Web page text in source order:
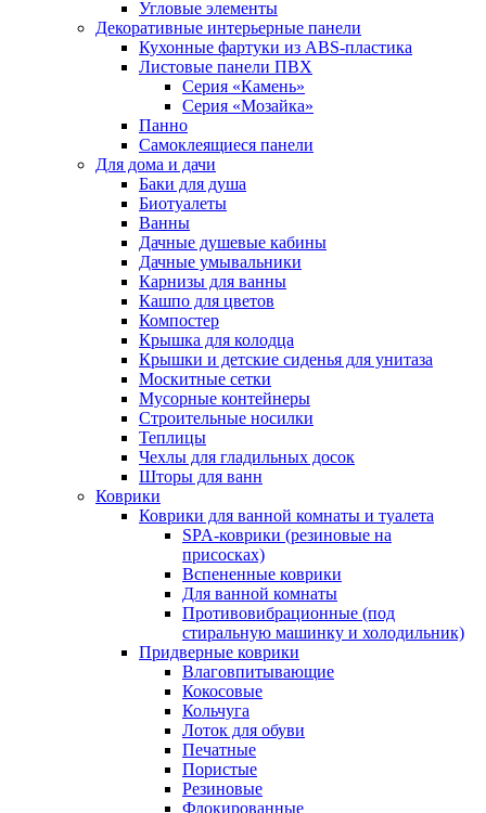
Угловые элементы
Декоративные интерьерные панели
Кухонные фартуки из ABS-пластика
Листовые панели ПВХ
Серия «Камень»
Серия «Мозайка»
Панно
Самоклеящиеся панели
Для дома и дачи
Баки для душа
Биотуалеты
Ванны
Дачные душевые кабины
Дачные умывальники
Карнизы для ванны
Кашпо для цветов
Компостер
Крышка для колодца
Крышки и детские сиденья для унитаза
Москитные сетки
Мусорные контейнеры
Строительные носилки
Теплицы
Чехлы для гладильных досок
Шторы для ванн
Коврики
Коврики для ванной комнаты и туалета
SPA-коврики (резиновые на
присосках)
Вспененные коврики
Для ванной комнаты
Противовибрационные (под
стиральную машинку и холодильник)
Придверные коврики
Влаговпитывающие
Кокосовые
Кольчуга
Лоток для обуви
Печатные
Пористые
Резиновые
Флокированные